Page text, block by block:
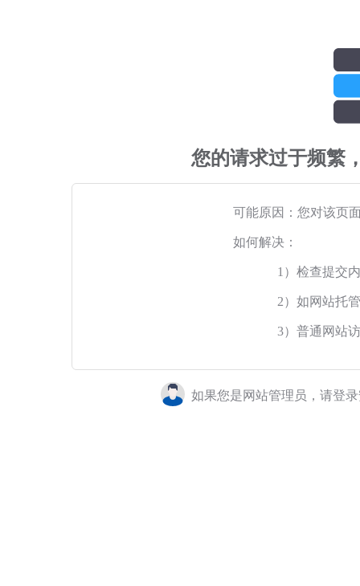
您的请求过于频繁
可能原因：您对该页
如何解决：
1）检查提交
2）如网站托
3）普通网站
如果您是网站管理员，请登